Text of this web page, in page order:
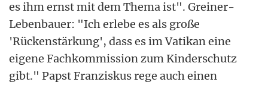
es ihm ernst mit dem Thema ist". Greiner-
Lebenbauer: "Ich erlebe es als große
'Rückenstärkung', dass es im Vatikan eine
eigene Fachkommission zum Kinderschutz
gibt." Papst Franziskus rege auch einen